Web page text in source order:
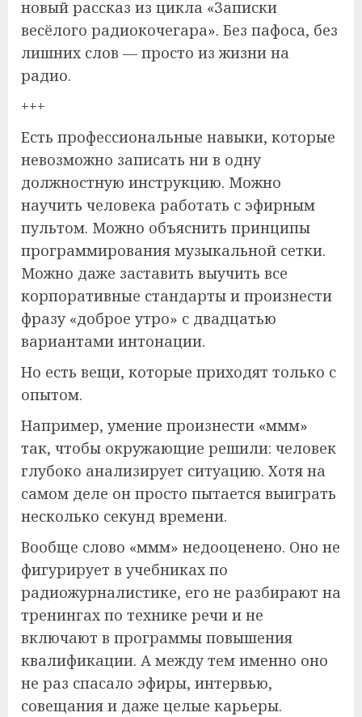
новый рассказ из цикла «Записки
весёлого радиокочегара». Без пафоса, без
лишних слов — просто из жизни на
радио.
+++
Есть профессиональные навыки, которые
невозможно записать ни в одну
должностную инструкцию. Можно
научить человека работать с эфирным
пультом. Можно объяснить принципы
программирования музыкальной сетки.
Можно даже заставить выучить все
корпоративные стандарты и произнести
фразу «доброе утро» с двадцатью
вариантами интонации.
Но есть вещи, которые приходят только с
опытом.
Например, умение произнести «ммм»
так, чтобы окружающие решили: человек
глубоко анализирует ситуацию. Хотя на
самом деле он просто пытается выиграть
несколько секунд времени.
Вообще слово «ммм» недооценено. Оно не
фигурирует в учебниках по
радиожурналистике, его не разбирают на
тренингах по технике речи и не
включают в программы повышения
квалификации. А между тем именно оно
не раз спасало эфиры, интервью,
совещания и даже целые карьеры.